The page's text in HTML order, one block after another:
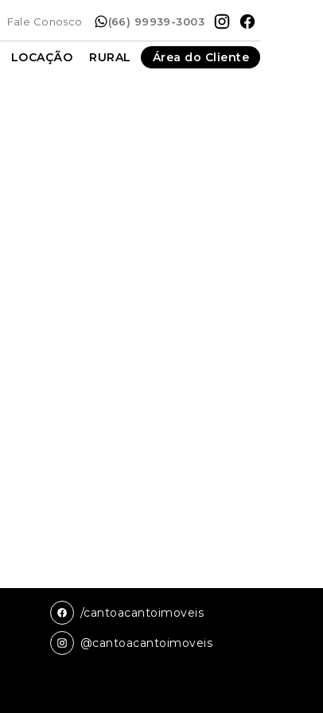
Fale Conosco (66) 99939-3003
LOCAÇÃO RURAL Área do Cliente
/cantoacantoimoveis
@cantoacantoimoveis